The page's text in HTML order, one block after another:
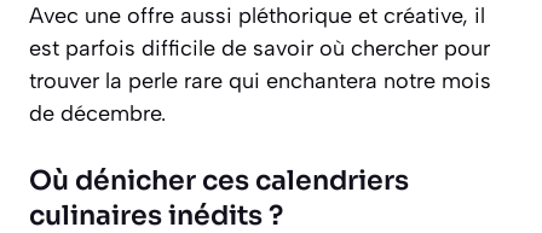
Avec une offre aussi pléthorique et créative, il
est parfois difficile de savoir où chercher pour
trouver la perle rare qui enchantera notre mois
de décembre.
Où dénicher ces calendriers
culinaires inédits ?